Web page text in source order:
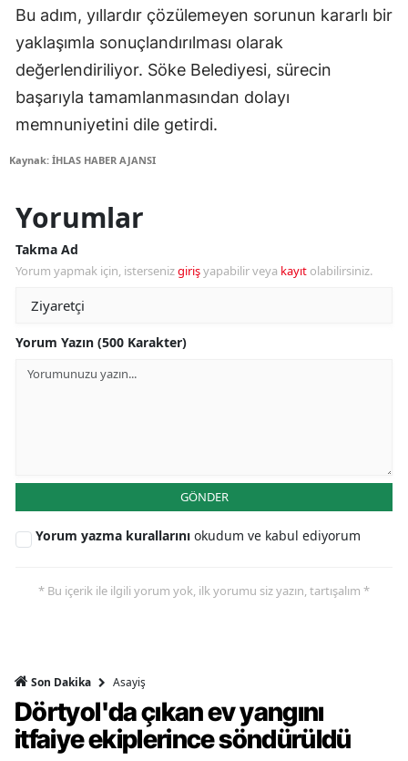
Bu adım, yıllardır çözülemeyen sorunun kararlı bir
yaklaşımla sonuçlandırılması olarak
değerlendiriliyor. Söke Belediyesi, sürecin
başarıyla tamamlanmasından dolayı
memnuniyetini dile getirdi.
Kaynak: İHLAS HABER AJANSI
Yorumlar
Takma Ad
Yorum yapmak için, istersenizgirişyapabilir veya kayıt olabilirsiniz.
Yorum Yazın (500 Karakter)
GÖNDER
Yorum yazma kurallarını okudum ve kabul ediyorum
* Bu içerik ile ilgili yorum yok, ilk yorumu siz yazın, tartışalım *
Son Dakika Asayiş
Dörtyol'da çıkan ev yangını
itfaiye ekiplerince söndürüldü